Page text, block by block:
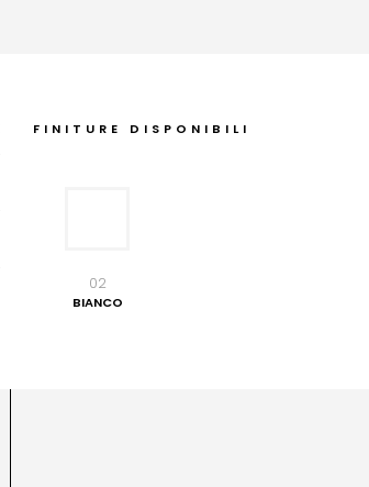
FINITURE DISPONIBILI
02
BIANCO